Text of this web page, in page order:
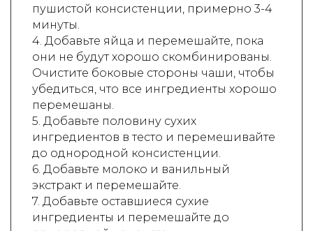
пушистой консистенции, примерно 3-4
минуты.
4. Добавьте яйца и перемешайте, пока
они не будут хорошо скомбинированы.
Очистите боковые стороны чаши, чтобы
убедиться, что все ингредиенты хорошо
перемешаны.
5. Добавьте половину сухих
ингредиентов в тесто и перемешивайте
до однородной консистенции.
6. Добавьте молоко и ванильный
экстракт и перемешайте.
7. Добавьте оставшиеся сухие
ингредиенты и перемешайте до